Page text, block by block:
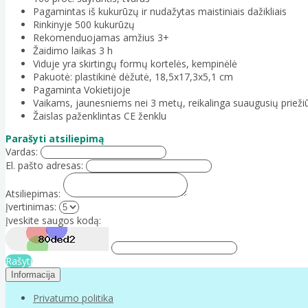
Pagamintas iš kukurūzų ir nudažytas maistiniais dažikliais
Rinkinyje 500 kukurūzų
Rekomenduojamas amžius 3+
Žaidimo laikas 3 h
Viduje yra skirtingų formų kortelės, kempinėlė
Pakuotė: plastikinė dėžutė, 18,5x17,3x5,1 cm
Pagaminta Vokietijoje
Vaikams, jaunesniems nei 3 metų, reikalinga suaugusių
Žaislas paženklintas CE ženklu
Parašyti atsiliepimą
Vardas:
El. pašto adresas:
Atsiliepimas:
Įvertinimas:
Įveskite saugos kodą:
Rašyti
Informacija
Privatumo politika